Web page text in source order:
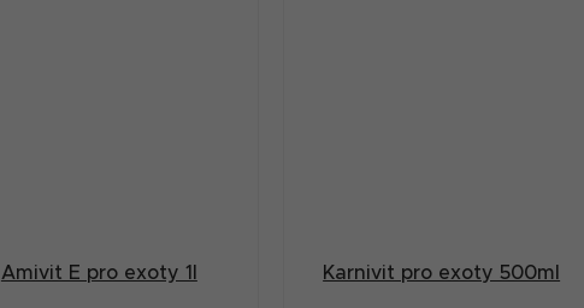
Amivit E pro exoty 1l Karnivit pro exoty 500ml